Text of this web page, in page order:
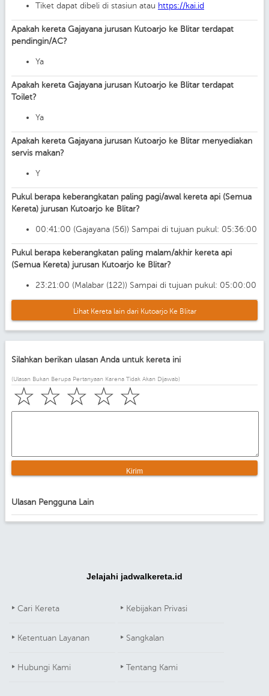
Tiket dapat dibeli di stasiun atau https://kai.id
Apakah kereta Gajayana jurusan Kutoarjo ke Blitar terdapat
pendingin/AC?
Ya
Apakah kereta Gajayana jurusan Kutoarjo ke Blitar terdapat
Toilet?
Ya
Apakah kereta Gajayana jurusan Kutoarjo ke Blitar menyediakan
servis makan?
Y
Pukul berapa keberangkatan paling pagi/awal kereta api (Semua
Kereta) jurusan Kutoarjo ke Blitar?
00:41:00 (Gajayana (56)) Sampai di tujuan pukul: 05:36:00
Pukul berapa keberangkatan paling malam/akhir kereta api
(Semua Kereta) jurusan Kutoarjo ke Blitar?
23:21:00 (Malabar (122)) Sampai di tujuan pukul: 05:00:00
Lihat Kereta lain dari Kutoarjo Ke Blitar
Silahkan berikan ulasan Anda untuk kereta ini
(Ulasan Bukan Berupa Pertanyaan Karena Tidak Akan Dijawab)
☆
☆
☆
☆
☆
Ulasan Pengguna Lain
Jelajahi jadwalkereta.id
Cari Kereta Kebijakan Privasi
Ketentuan Layanan Sangkalan
Hubungi Kami Tentang Kami